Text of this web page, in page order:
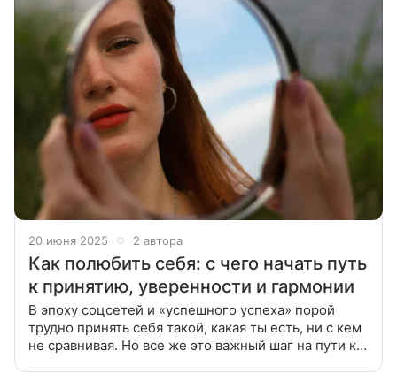
20 июня 2025 2 автора
Как полюбить себя: с чего начать путь
к принятию, уверенности и гармонии
В эпоху соцсетей и «успешного успеха» порой
трудно принять себя такой, какая ты есть, ни с кем
не сравнивая. Но все же это важный шаг на пути к